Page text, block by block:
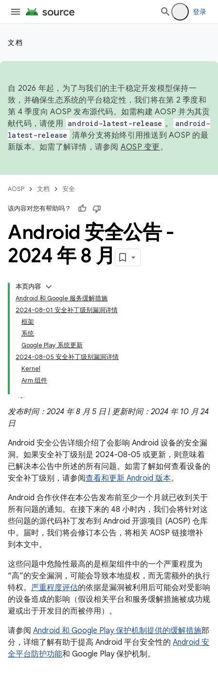
登录
文档
自 2026 年起，为了与我们的主干稳定开发模型保持一
致，并确保生态系统的平台稳定性，我们将在第 2 季度和
第 4 季度向 AOSP 发布源代码。如需构建 AOSP 并为其贡
献代码，请使用 android-latest-release 。
android-
latest-release 清单分支将始终引用推送到 AOSP 的最
新版本。如需了解详情，请参阅 AOSP 变更。
AOSP 文档 安全
该内容对您有帮助吗？
Android 安全公告 -
2024 年 8 月
本页内容
Android 和 Google 服务缓解措施
2024-08-01 安全补丁级别漏洞详情
框架
系统
Google Play 系统更新
2024-08-05 安全补丁级别漏洞详情
Kernel
Arm 组件
发布时间：2024 年 8 月 5 日 | 更新时间：2024 年 10 月 24
日
Android 安全公告详细介绍了会影响 Android 设备的安全漏
洞。如果安全补丁级别是 2024-08-05 或更新，则意味着
已解决本公告中所述的所有问题。如需了解如何查看设备的
安全补丁级别，请参阅查看和更新 Android 版本。
Android 合作伙伴在本公告发布前至少一个月就已收到关于
所有问题的通知。在接下来的 48 小时内，我们会将针对这
些问题的源代码补丁发布到 Android 开源项目 (AOSP) 仓库
中。届时，我们将会修订本公告，将相关 AOSP 链接增补
到本文中。
这些问题中危险性最高的是框架组件中的一个严重程度为
“高”的安全漏洞，可能会导致本地提权，而无需额外的执行
特权。 严重程度评估的依据是漏洞被利用后可能会对受影响
的设备造成的影响（假设相关平台和服务缓解措施被成功规
避或出于开发目的而被停用）。
请参阅 Android 和 Google Play 保护机制提供的缓解措施部
分，详细了解有助于提高 Android 平台安全性的 Android 安
全平台防护功能和 Google Play 保护机制。